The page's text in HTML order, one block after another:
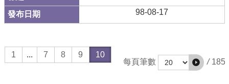
98-08-17
1 ... 7 8 9
10
每頁筆數
/ 185